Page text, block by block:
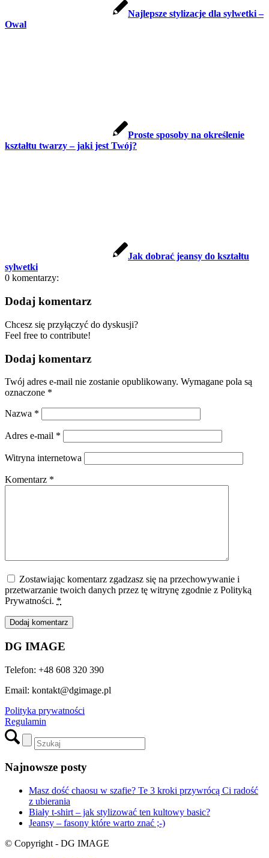
Najlepsze stylizacje dla sylwetki –
Owal
Proste sposoby na określenie
kształtu twarzy – jaki jest Twój?
Jak dobrać jeansy do kształtu
sylwetki
0 komentarzy:
Dodaj komentarz
Chcesz się przyłączyć do dyskusji?
Feel free to contribute!
Dodaj komentarz
Twój adres e-mail nie zostanie opublikowany. Wymagane pola są
oznaczone *
Nazwa *
Adres e-mail *
Witryna internetowa
Komentarz *
Zostawiając komentarz zgadzasz się na przechowywanie i
przetwarzanie twoich danych przez tę witrynę zgodnie z Polityką
Prywatności. *
DG IMAGE
Telefon: +48 608 320 390
Email: kontakt@dgimage.pl
Polityka prywatności
Regulamin
Najnowsze posty
Masz dość chaosu w szafie? Te 3 kroki przywrócą Ci radość
z ubierania
Biały t-shirt – jak stylizować ten kultowy basic?
Jeansy – fasony które warto znać ;-)
© Copyright - DG IMAGE